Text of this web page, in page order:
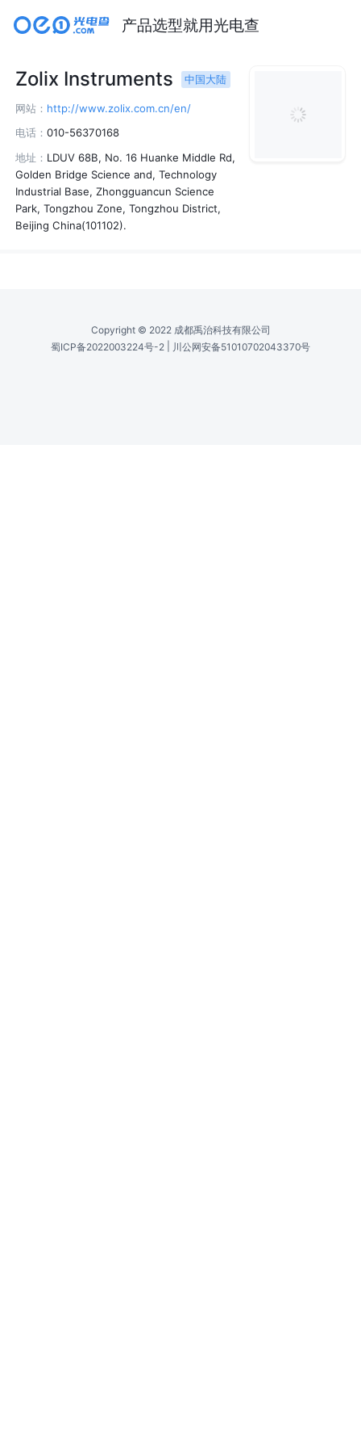
产品选型就用光电查
Zolix Instruments 中国大陆
网站： http://www.zolix.com.cn/en/
电话：010-56370168
地址： LDUV 68B, No. 16 Huanke Middle Rd,
Golden Bridge Science and, Technology
Industrial Base, Zhongguancun Science
Park, Tongzhou Zone, Tongzhou District,
Beijing China(101102).
Copyright © 2022 成都禹治科技有限公司
蜀ICP备2022003224号-2
川公网安备51010702043370号